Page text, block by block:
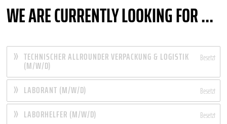
WE ARE CURRENTLY LOOKING FOR ...
TECHNISCHER ALLROUNDER VERPACKUNG & LOGISTIK
(M/W/D)
Besetzt
LABORANT (M/W/D) Besetzt
LABORHELFER (M/W/D) Besetzt